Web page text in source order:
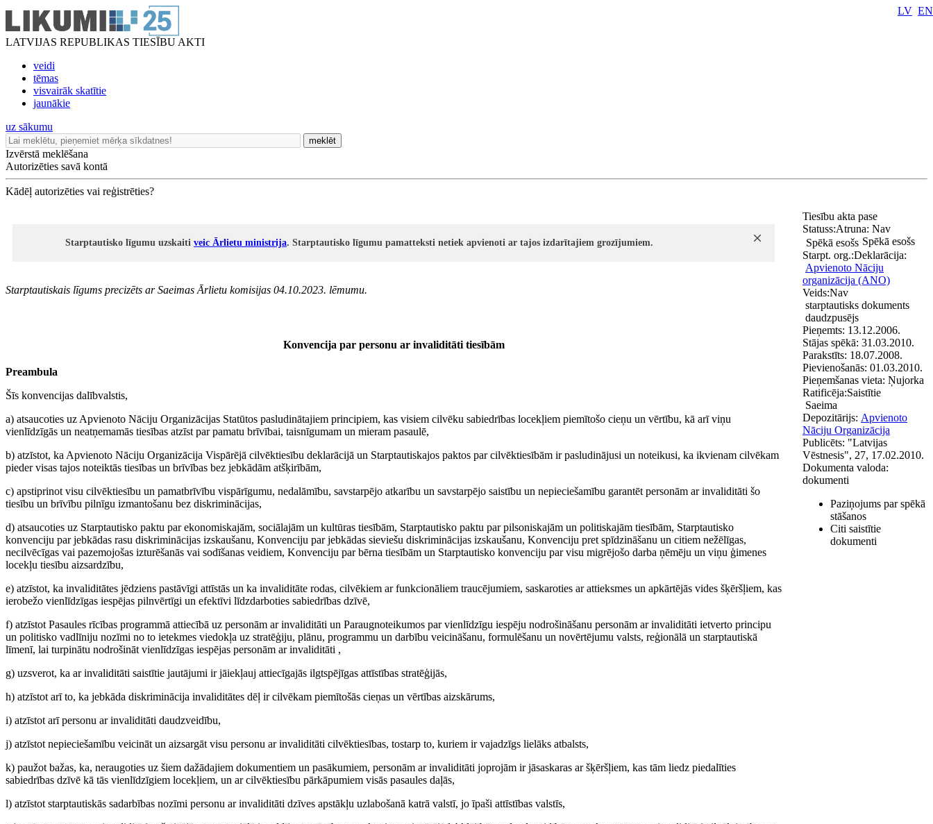
LATVIJAS REPUBLIKAS TIESĪBU AKTI
veidi
tēmas
visvairāk skatītie
jaunākie
LV EN
uz sākumu
meklēt
Izvērstā meklēšana
Autorizēties savā kontā
Kādēļ autorizēties vai reģistrēties?
Starptautisko līgumu uzskaiti veic Ārlietu ministrija. Starptautisko līgumu pamatteksti netiek apvienoti ar tajos izdarītajiem grozījumiem.
Starptautiskais līgums precizēts ar Saeimas Ārlietu komisijas 04.10.2023. lēmumu.
Konvencija par personu ar invaliditāti tiesībām
Preambula
Šīs konvencijas dalībvalstis,
a) atsaucoties uz Apvienoto Nāciju Organizācijas Statūtos pasludinātajiem principiem, kas visiem cilvēku sabiedrības locekļiem piemītošo cieņu un vērtību, kā arī viņu
vienlīdzīgās un neatņemamās tiesības atzīst par pamatu brīvībai, taisnīgumam un mieram pasaulē,
b) atzīstot, ka Apvienoto Nāciju Organizācija Vispārējā cilvēktiesību deklarācijā un Starptautiskajos paktos par cilvēktiesībām ir pasludinājusi un noteikusi, ka ikvienam cilvēkam
pieder visas tajos noteiktās tiesības un brīvības bez jebkādām atšķirībām,
c) apstiprinot visu cilvēktiesību un pamatbrīvību vispārīgumu, nedalāmību, savstarpējo atkarību un savstarpējo saistību un nepieciešamību garantēt personām ar invaliditāti šo
tiesību un brīvību pilnīgu izmantošanu bez diskriminācijas,
d) atsaucoties uz Starptautisko paktu par ekonomiskajām, sociālajām un kultūras tiesībām, Starptautisko paktu par pilsoniskajām un politiskajām tiesībām, Starptautisko
konvenciju par jebkādas rasu diskriminācijas izskaušanu, Konvenciju par jebkādas sieviešu diskriminācijas izskaušanu, Konvenciju pret spīdzināšanu un citiem nežēlīgas,
necilvēcīgas vai pazemojošas izturēšanās vai sodīšanas veidiem, Konvenciju par bērna tiesībām un Starptautisko konvenciju par visu migrējošo darba ņēmēju un viņu ģimenes
locekļu tiesību aizsardzību,
e) atzīstot, ka invaliditātes jēdziens pastāvīgi attīstās un ka invaliditāte rodas, cilvēkiem ar funkcionāliem traucējumiem, saskaroties ar attieksmes un apkārtējās vides šķēršļiem, kas
ierobežo vienlīdzīgas iespējas pilnvērtīgi un efektīvi līdzdarboties sabiedrības dzīvē,
f) atzīstot Pasaules rīcības programmā attiecībā uz personām ar invaliditāti un Paraugnoteikumos par vienlīdzīgu iespēju nodrošināšanu personām ar invaliditāti ietverto principu
un politisko vadlīniju nozīmi no to ietekmes viedokļa uz stratēģiju, plānu, programmu un darbību veicināšanu, formulēšanu un novērtējumu valsts, reģionālā un starptautiskā
līmenī, lai turpinātu nodrošināt vienlīdzīgas iespējas personām ar invaliditāti ,
g) uzsverot, ka ar invaliditāti saistītie jautājumi ir jāiekļauj attiecīgajās ilgtspējīgas attīstības stratēģijās,
h) atzīstot arī to, ka jebkāda diskriminācija invaliditātes dēļ ir cilvēkam piemītošās cieņas un vērtības aizskārums,
i) atzīstot arī personu ar invaliditāti daudzveidību,
j) atzīstot nepieciešamību veicināt un aizsargāt visu personu ar invaliditāti cilvēktiesības, tostarp to, kuriem ir vajadzīgs lielāks atbalsts,
k) paužot bažas, ka, neraugoties uz šiem dažādajiem dokumentiem un pasākumiem, personām ar invaliditāti joprojām ir jāsaskaras ar šķēršļiem, kas tām liedz piedalīties
sabiedrības dzīvē kā tās vienlīdzīgiem locekļiem, un ar cilvēktiesību pārkāpumiem visās pasaules daļās,
l) atzīstot starptautiskās sadarbības nozīmi personu ar invaliditāti dzīves apstākļu uzlabošanā katrā valstī, jo īpaši attīstības valstīs,
Tiesību akta pase
Statuss:
Spēkā esošs Spēkā esošs
Starpt. org.:
Apvienoto Nāciju
organizācija (ANO)
Veids:
starptautisks dokuments
daudzpusējs
Pieņemts: 13.12.2006.
Stājas spēkā: 31.03.2010.
Parakstīts: 18.07.2008.
Pievienošanās: 01.03.2010.
Pieņemšanas vieta: Ņujorka
Ratificēja:
Saeima
Atruna: Nav
Deklarācija:
Nav
Depozitārijs: Apvienoto
Nāciju Organizācija
Publicēts: "Latvijas
Vēstnesis", 27, 17.02.2010.
Dokumenta valoda:
Saistītie
dokumenti
Paziņojums par spēkā
stāšanos
Citi saistītie
dokumenti